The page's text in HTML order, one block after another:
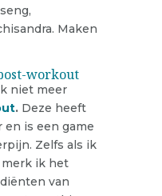
Maken
workout
niet meer
.Deze heeft
en is een game
Zelfs als ik
ik het
van